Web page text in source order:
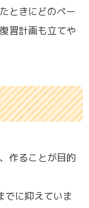
ときにどのペー
習計画も立てや
作ることが目的
でに抑えていま